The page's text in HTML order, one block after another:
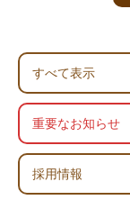
すべて表示
重要なお知らせ
採用情報